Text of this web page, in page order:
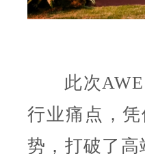
此次AWE
行业痛点，
势，打破了